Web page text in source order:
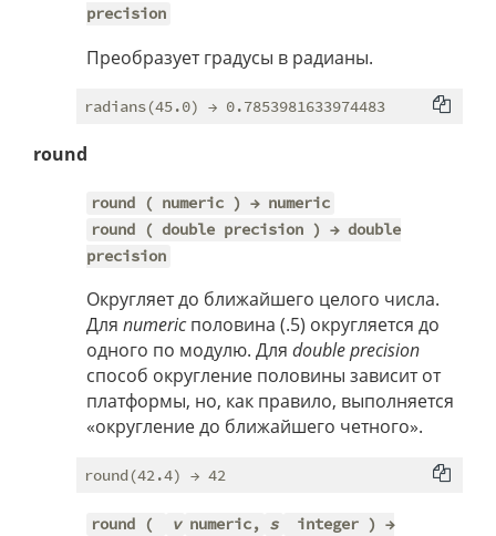
precision
Преобразует градусы в радианы.
round
round ( numeric ) → numeric
round ( double precision ) → double
precision
Округляет до ближайшего целого числа.
Для numericполовина (.5) округляется до
одного по модулю. Для double precision
способ округление половины зависит от
платформы, но, как правило, выполняется
«округление до ближайшего четного».
round ( v numeric, s
integer ) →